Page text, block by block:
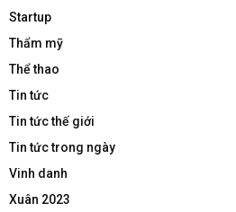
Startup
Thẩm mỹ
Thể thao
Tin tức
Tin tức thế giới
Tin tức trong ngày
Vinh danh
Xuân 2023